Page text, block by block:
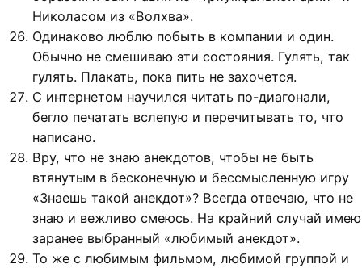
Николасом из «Волхва».
Одинаково люблю побыть в компании и один.
Обычно не смешиваю эти состояния. Гулять, так
гулять. Плакать, пока пить не захочется.
С интернетом научился читать по-диагонали,
бегло печатать вслепую и перечитывать то, что
написано.
Вру, что не знаю анекдотов, чтобы не быть
втянутым в бесконечную и бессмысленную игру
«Знаешь такой анекдот»? Всегда отвечаю, что не
знаю и вежливо смеюсь. На крайний случай имею
заранее выбранный «любимый анекдот».
То же с любимым фильмом, любимой группой и